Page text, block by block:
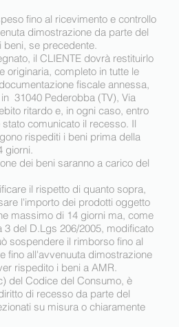
fino al ricevimento e controllo
dimostrazione da parte del
beni, se precedente.
il CLIENTE dovrà restituirlo
originaria, completo in tutte le
fiscale annessa,
31040 Pederobba (TV), Via
ritardo e, in ogni caso, entro
comunicato il recesso. Il
rispediti i beni prima della
giorni.
dei beni saranno a carico del
il rispetto di quanto sopra,
l'importo dei prodotti oggetto
massimo di 14 giorni ma, come
del D.Lgs 206/2005, modificato
sospendere il rimborso fino al
fino all'avvenuuta dimostrazione
rispedito i beni a AMR.
del Codice del Consumo, è
di recesso da parte del
su misura o chiaramente